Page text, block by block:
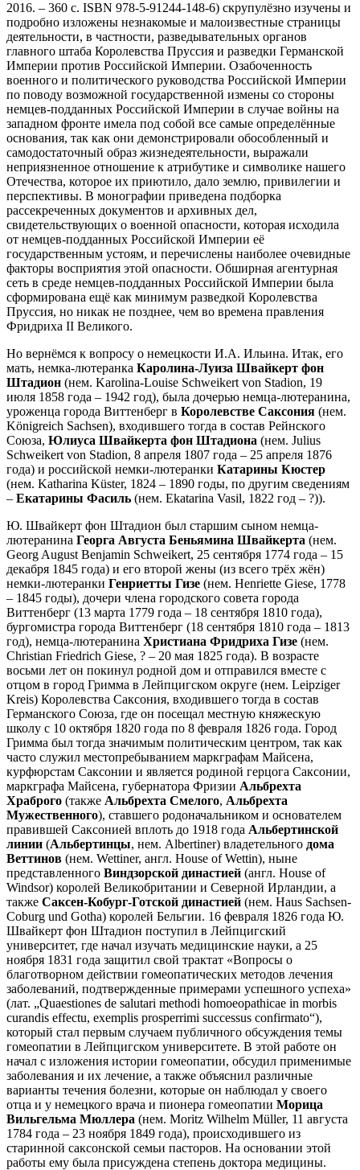
2016. – 360 с. ISBN 978-5-91244-148-6) скрупулёзно изучены и
подробно изложены незнакомые и малоизвестные страницы
деятельности, в частности, разведывательных органов
главного штаба Королевства Пруссия и разведки Германской
Империи против Российской Империи. Озабоченность
военного и политического руководства Российской Империи
по поводу возможной государственной измены со стороны
немцев-подданных Российской Империи в случае войны на
западном фронте имела под собой все самые определённые
основания, так как они демонстрировали обособленный и
самодостаточный образ жизнедеятельности, выражали
неприязненное отношение к атрибутике и символике нашего
Отечества, которое их приютило, дало землю, привилегии и
перспективы. В монографии приведена подборка
рассекреченных документов и архивных дел,
свидетельствующих о военной опасности, которая исходила
от немцев-подданных Российской Империи её
государственным устоям, и перечислены наиболее очевидные
факторы восприятия этой опасности. Обширная агентурная
сеть в среде немцев-подданных Российской Империи была
сформирована ещё как минимум разведкой Королевства
Пруссия, но никак не позднее, чем во времена правления
Фридриха II Великого.
Но вернёмся к вопросу о немецкости И.А. Ильина. Итак, его
мать, немка-лютеранка Каролина-Луиза Швайкерт фон
Штадион (нем. Karolina-Louise Schweikert von Stadion, 19
июля 1858 года – 1942 год), была дочерью немца-лютеранина,
уроженца города Виттенберг в Королевстве Саксония (нем.
Königreich Sachsen), входившего тогда в состав Рейнского
Союза, Юлиуса Швайкерта фон Штадиона (нем. Julius
Schweikert von Stadion, 8 апреля 1807 года – 25 апреля 1876
года) и российской немки-лютеранки Катарины Кюстер
(нем. Katharina Küster, 1824 – 1890 годы, по другим сведениям
– Екатарины Фасиль (нем. Ekatarina Vasil, 1822 год – ?)).
Ю. Швайкерт фон Штадион был старшим сыном немца-
лютеранина Георга Августа Беньямина Швайкерта (нем.
Georg August Benjamin Schweikert, 25 сентября 1774 года – 15
декабря 1845 года) и его второй жены (из всего трёх жён)
немки-лютеранки Генриетты Гизе (нем. Henriette Giese, 1778
– 1845 годы), дочери члена городского совета города
Виттенберг (13 марта 1779 года – 18 сентября 1810 года),
бургомистра города Виттенберг (18 сентября 1810 года – 1813
год), немца-лютеранина Христиана Фридриха Гизе (нем.
Christian Friedrich Giese, ? – 20 мая 1825 года). В возрасте
восьми лет он покинул родной дом и отправился вместе с
отцом в город Гримма в Лейпцигском округе (нем. Leipziger
Kreis) Королевства Саксония, входившего тогда в состав
Германского Союза, где он посещал местную княжескую
школу с 10 октября 1820 года по 8 февраля 1826 года. Город
Гримма был тогда значимым политическим центром, так как
часто служил местопребыванием маркграфам Майсена,
курфюрстам Саксонии и является родиной герцога Саксонии,
маркграфа Майсена, губернатора Фризии Альбрехта
Храброго (также Альбрехта Смелого, Альбрехта
Мужественного), ставшего родоначальником и основателем
правившей Саксонией вплоть до 1918 года Альбертинской
линии (Альбертинцы, нем. Albertiner) владетельного дома
Веттинов (нем. Wettiner, англ. House of Wettin), ныне
представленного Виндзорской династией (англ. House of
Windsor) королей Великобритании и Северной Ирландии, а
также Саксен-Кобург-Готской династией (нем. Haus Sachsen-
Coburg und Gotha) королей Бельгии. 16 февраля 1826 года Ю.
Швайкерт фон Штадион поступил в Лейпцигский
университет, где начал изучать медицинские науки, а 25
ноября 1831 года защитил свой трактат «Вопросы о
благотворном действии гомеопатических методов лечения
заболеваний, подтвержденные примерами успешного успеха»
(лат. „Quaestiones de salutari methodi homoeopathicae in morbis
curandis effectu, exemplis prosperrimi successus confirmato“),
который стал первым случаем публичного обсуждения темы
гомеопатии в Лейпцигском университете. В этой работе он
начал с изложения истории гомеопатии, обсудил применимые
заболевания и их лечение, а также объяснил различные
варианты течения болезни, которые он наблюдал у своего
отца и у немецкого врача и пионера гомеопатии Морица
Вильгельма Мюллера (нем. Moritz Wilhelm Müller, 11 августа
1784 года – 23 ноября 1849 года), происходившего из
старинной саксонской семьи пасторов. На основании этой
работы ему была присуждена степень доктора медицины.